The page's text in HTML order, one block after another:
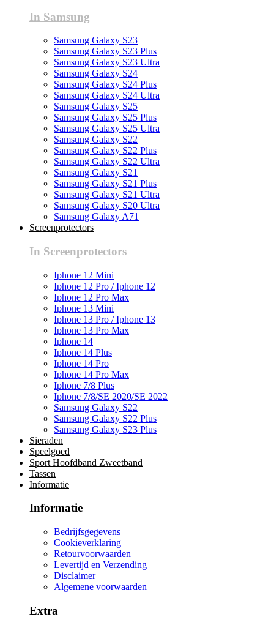
In Samsung
Samsung Galaxy S23
Samsung Galaxy S23 Plus
Samsung Galaxy S23 Ultra
Samsung Galaxy S24
Samsung Galaxy S24 Plus
Samsung Galaxy S24 Ultra
Samsung Galaxy S25
Samsung Galaxy S25 Plus
Samsung Galaxy S25 Ultra
Samsung Galaxy S22
Samsung Galaxy S22 Plus
Samsung Galaxy S22 Ultra
Samsung Galaxy S21
Samsung Galaxy S21 Plus
Samsung Galaxy S21 Ultra
Samsung Galaxy S20 Ultra
Samsung Galaxy A71
Screenprotectors
In Screenprotectors
Iphone 12 Mini
Iphone 12 Pro / Iphone 12
Iphone 12 Pro Max
Iphone 13 Mini
Iphone 13 Pro / Iphone 13
Iphone 13 Pro Max
Iphone 14
Iphone 14 Plus
Iphone 14 Pro
Iphone 14 Pro Max
Iphone 7/8 Plus
Iphone 7/8/SE 2020/SE 2022
Samsung Galaxy S22
Samsung Galaxy S22 Plus
Samsung Galaxy S23 Plus
Sieraden
Speelgoed
Sport Hoofdband Zweetband
Tassen
Informatie
Informatie
Bedrijfsgegevens
Cookieverklaring
Retourvoorwaarden
Levertijd en Verzending
Disclaimer
Algemene voorwaarden
Extra